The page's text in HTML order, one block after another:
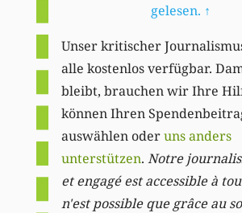
gelesen. ↑
Unser kritischer
alle kostenlos verfügbar.
bleibt, brauchen wir Ihre
können Ihren
auswählen oderuns anders
unterstützen. Notre
et engagé est accessible à
n'est possible que grâce au